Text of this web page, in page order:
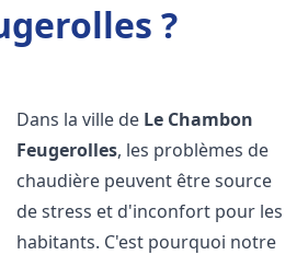
?
Dans la ville de Le Chambon
Feugerolles, les problèmes de
chaudière peuvent être source
de stress et d'inconfort pour les
habitants. C'est pourquoi notre